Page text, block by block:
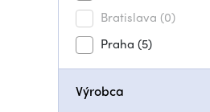
Bratislava (0)
Praha (5)
Výrobca